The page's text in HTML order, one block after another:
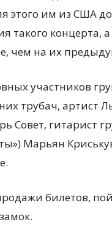
этого им из США
такого концерта,
чем на их
участников
трубач, артист
Совет, гитарист
Марьян
билетов,